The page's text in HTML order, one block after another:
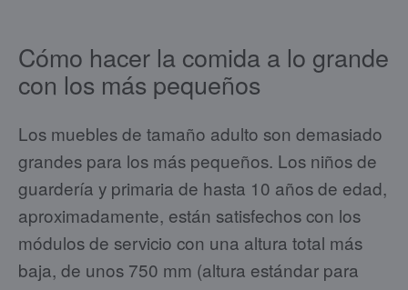
Cómo hacer la comida a lo grande
con los más pequeños
Los muebles de tamaño adulto son demasiado
grandes para los más pequeños. Los niños de
guardería y primaria de hasta 10 años de edad,
aproximadamente, están satisfechos con los
módulos de servicio con una altura total más
baja, de unos 750 mm (altura estándar para